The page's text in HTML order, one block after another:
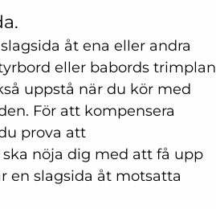
åt ena eller andra
eller babords trimplan
uppstå när du kör med
För att kompensera
prova att
nöja dig med att få upp
en slagsida åt motsatta